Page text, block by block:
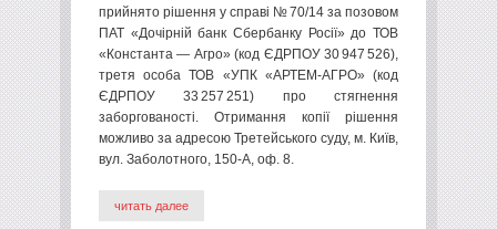
прийнято рішення у справі № 70/14 за позовом
ПАТ «Дочірній банк Сбербанку Росії» до ТОВ
«Константа — Агро» (код ЄДРПОУ 30 947 526),
третя особа ТОВ «УПК «АРТЕМ-АГРО» (код
ЄДРПОУ 33 257 251) про стягнення
заборгованості. Отримання копії рішення
можливо за адресою Третейського суду, м. Київ,
вул. Заболотного, 150-А, оф. 8.
читать далее